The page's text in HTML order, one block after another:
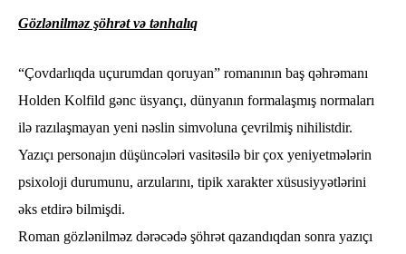
Gözlənilməz şöhrət və tənhalıq
“Çovdarlıqda uçurumdan qoruyan” romanının baş qəhrəmanı
Holden Kolfild gənc üsyançı, dünyanın formalaşmış normaları
ilə razılaşmayan yeni nəslin simvoluna çevrilmiş nihilistdir.
Yazıçı personajın düşüncələri vasitəsilə bir çox yeniyetmələrin
psixoloji durumunu, arzularını, tipik xarakter xüsusiyyətlərini
əks etdirə bilmişdi.
Roman gözlənilməz dərəcədə şöhrət qazandıqdan sonra yazıçı